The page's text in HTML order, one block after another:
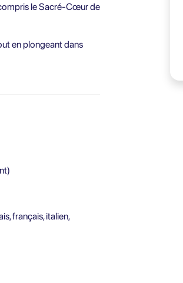
le Sacré-Cœur de
en plongeant dans
français, italien,